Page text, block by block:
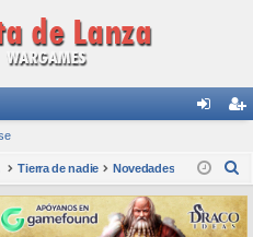
nti
fic
ist
ra
Tierra de nadie Novedades
s